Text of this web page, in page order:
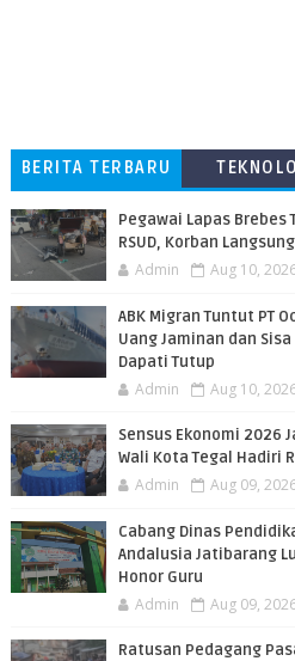
BERITA TERBARU
Pegawai Lapas Brebes
RSUD, Korban
Admin Aug 10,
ABK Migran Tuntut PT
Uang Jaminan dan
Dapati Tutup
Admin Aug 10,
Sensus Ekonomi 2026
Wali Kota Tegal Hadiri
Admin Aug 09,
Cabang Dinas
Andalusia Jatibarang
Honor Guru
Admin Aug 09,
​Ratusan Pedagang